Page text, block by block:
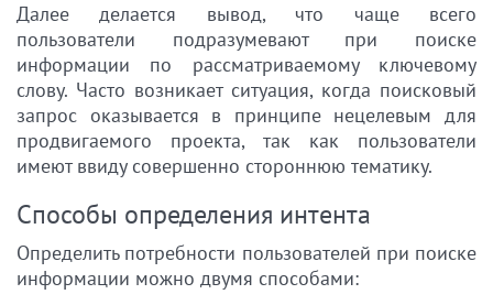
Далее делается вывод, что чаще всего
пользователи подразумевают при поиске
информации по рассматриваемому ключевому
слову. Часто возникает ситуация, когда поисковый
запрос оказывается в принципе нецелевым для
продвигаемого проекта, так как пользователи
имеют ввиду совершенно стороннюю тематику.
Способы определения интента
Определить потребности пользователей при поиске
информации можно двумя способами: